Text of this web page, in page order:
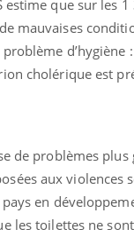
estime que sur les
mauvaises
cholérique est
de problèmes
aux violences
en
les toilettes ne
diabète de type 2
chez les
les soignants.